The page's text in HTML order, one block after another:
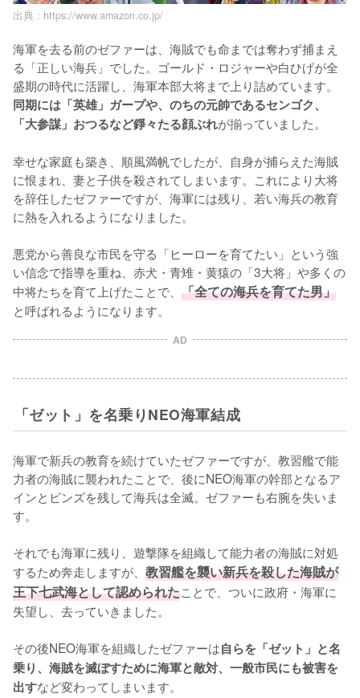
出典 : https://www.amazon.co.jp/
海軍を去る前のゼファーは、海賊でも命までは奪わず捕まえ
る「正しい海兵」でした。ゴールド・ロジャーや白ひげが全
盛期の時代に活躍し、海軍本部大将まで上り詰めています。
同期には「英雄」ガープや、のちの元帥であるセンゴク、
「大参謀」おつるなど錚々たる顔ぶれが揃っていました。
幸せな家庭も築き、順風満帆でしたが、自身が捕らえた海賊
に恨まれ、妻と子供を殺されてしまいます。これにより大将
を辞任したゼファーですが、海軍には残り、若い海兵の教育
に熱を入れるようになりました。
悪党から善良な市民を守る「ヒーローを育てたい」という強
い信念で指導を重ね、赤犬・青雉・黄猿の「3大将」や多くの
中将たちを育て上げたことで、 「全ての海兵を育てた男」
と呼ばれるようになります。
AD
「ゼット」を名乗りNEO海軍結成
海軍で新兵の教育を続けていたゼファーですが、教習艦で能
力者の海賊に襲われたことで、後にNEO海軍の幹部となるア
インとビンズを残して海兵は全滅。ゼファーも右腕を失いま
す。
それでも海軍に残り、遊撃隊を組織して能力者の海賊に対処
するため奔走しますが、 教習艦を襲い新兵を殺した海賊が
王下七武海として認められたことで、ついに政府・海軍に
失望し、去っていきました。
その後NEO海軍を組織したゼファーは自らを「ゼット」と名
乗り、海賊を滅ぼすために海軍と敵対、一般市民にも被害を
出すなど変わってしまいます。